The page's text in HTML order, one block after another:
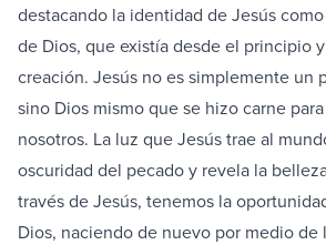
destacando la identidad de Jesús
de Dios, que existía desde el principio
creación. Jesús no es simplemente un
sino Dios mismo que se hizo carne
nosotros. La luz que Jesús trae al
oscuridad del pecado y revela la
través de Jesús, tenemos la
Dios, naciendo de nuevo por medio de